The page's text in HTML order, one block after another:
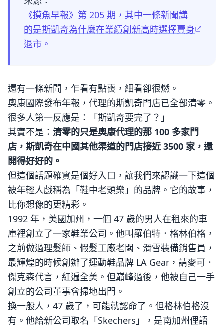
《摸魚早報》第 205 期，其中一條新聞講
的是斯凱奇為什麼在業績創新高時選擇賣身
退市。
還有一條新聞，乍看有點喪，細看卻很燃。
奧康國際發布年報，代理的斯凱奇門店已全部清零。
很多人第一反應是：「斯凱奇要完了？」
其實不是： 清零的只是奧康代理的那 100 多家門
店，斯凱奇在中國其他渠道的門店接近 3500 家，還
開得好好的。
但這個話題確實是個好入口，讓我們來認識一下這個
被年輕人戲稱為「鞋中老頭樂」的品牌。它的故事，
比你想像的更精彩。
1992 年，美國加州，一個 47 歲的男人在租來的車
庫裡創立了一家鞋業公司。他叫羅伯特．格林伯格，
之前做過理髮師、假髮工廠老闆、滑雪裝備銷售員，
最輝煌的時候創辦了運動鞋品牌 LA Gear，請麥可．
傑克森代言，紅遍全美。但巔峰過後，他被自己一手
創立的公司董事會掃地出門。
換一般人，47 歲了，可能就認命了。但格林伯格沒
有。他給新公司取名「Skechers」，是南加州俚語